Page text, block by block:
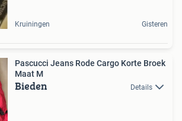
Kruiningen Gisteren
Pascucci Jeans Rode Cargo Korte Broek
Maat M
Bieden Details